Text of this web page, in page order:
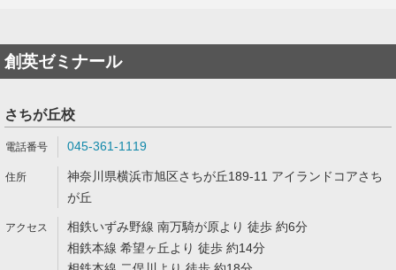
創英ゼミナール
さちが丘校
045-361-1119
神奈川県横浜市旭区さちが丘189-11 アイランドコアさち
が丘
相鉄いずみ野線 南万騎が原より 徒歩 約6分
相鉄本線 希望ヶ丘より 徒歩 約14分